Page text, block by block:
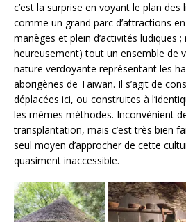
c’est la surprise en voyant le plan des
comme un grand parc d’attractions
manèges et plein d’activités ludiques
heureusement) tout un ensemble de
nature verdoyante représentant les
aborigènes de Taiwan. Il s’agit de
déplacées ici, ou construites à
les mêmes méthodes. Inconvénient
transplantation, mais c’est très bien
seul moyen d’approcher de cette
quasiment inaccessible.